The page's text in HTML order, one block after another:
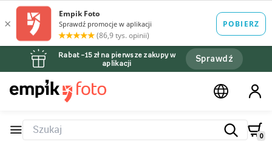
Rabat –15 zł na pierwsze zakupy w
aplikacji
Sprawdź
0